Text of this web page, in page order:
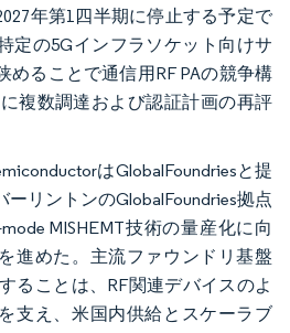
年第1四半期に停止する予定で
定の5Gインフラソケット向けサ
めることで通信用RF PAの競争構
複数調達および認証計画の再評
はGlobalFoundriesと提
リントンのGlobalFoundries拠点
MISHEMT技術の量産化に向
進めた。主流ファウンドリ基盤
ることは、RF関連デバイスのよ
支え、米国内供給とスケーラブ